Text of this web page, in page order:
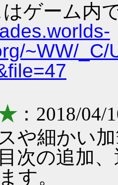
ゲーム内
~WW/_C/
★：2018/04/
や細かい加
次の追加
す。